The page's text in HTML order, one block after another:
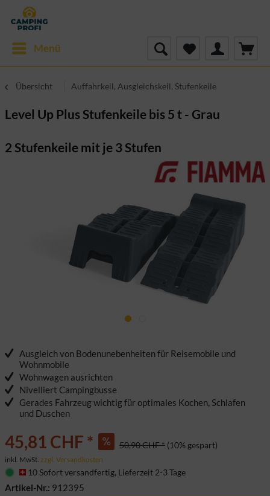
Menü
Übersicht Auffahrkeil, Ausgleichskeil, Stufenkeile
Level Up Plus Stufenkeile bis 5 t - Grau
2 Stufenkeile mit je 3 Stufen
Ausgleich von Bodenunebenheiten für Reisemobile und
Wohnmobile
Wohnwagen ausrichten
Nivelliert Campingbusse
Gerades Fahrzeug wichtig für optimales Kochen, Schlafen
und Duschen
45,81 CHF * 50,90 CHF * (10% gespart)
inkl. MwSt. zzgl. Versandkosten
10 Sofort versandfertig, Lieferzeit 2-3 Tage
Artikel-Nr.: 912395